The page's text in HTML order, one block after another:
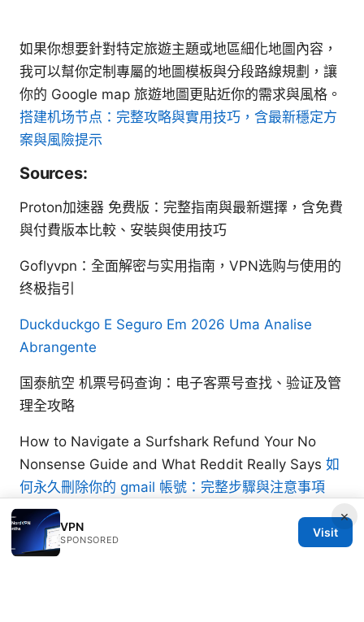
如果你想要針對特定旅遊主題或地區細化地圖內容，
我可以幫你定制專屬的地圖模板與分段路線規劃，讓
你的 Google map 旅遊地圖更貼近你的需求與風格。
搭建机场节点：完整攻略與實用技巧，含最新穩定方
案與風險提示
Sources:
Proton加速器 免费版：完整指南與最新選擇，含免費
與付費版本比較、安裝與使用技巧
Goflyvpn：全面解密与实用指南，VPN选购与使用的
终极指引
Duckduckgo E Seguro Em 2026 Uma Analise
Abrangente
国泰航空 机票号码查询：电子客票号查找、验证及管
理全攻略
How to Navigate a Surfshark Refund Your No
Nonsense Guide and What Reddit Really Says 如
何永久刪除你的 gmail 帳號：完整步驟與注意事項
2026
×
VPN
SPONSORED
Visit